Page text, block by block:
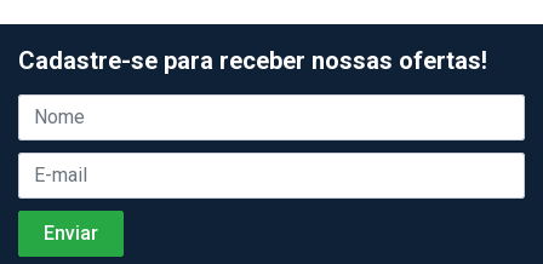
Cadastre-se para receber nossas ofertas!